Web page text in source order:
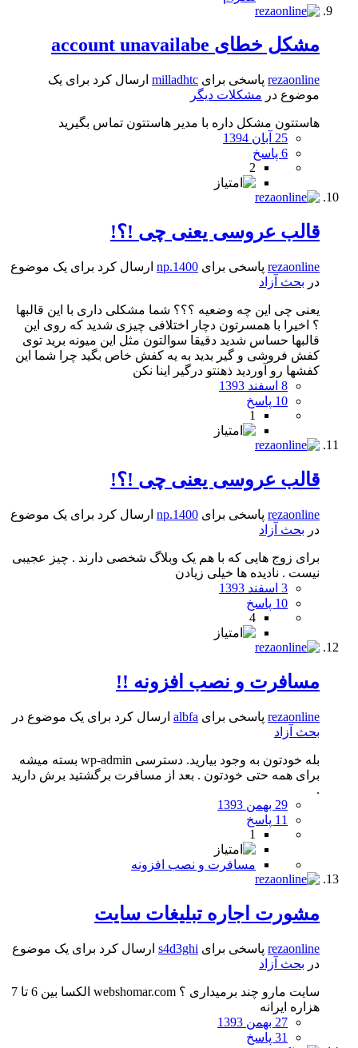
مشکل خطای account unavailabe
rezaonline پاسخی برای milladhtc ارسال کرد برای یک
موضوع در مشکلات دیگر
هاستتون مشکل داره با مدیر هاستتون تماس بگیرید
25 آبان 1394
6 پاسخ
2
قالب عروسی یعنی چی !؟!
rezaonline پاسخی برای np.1400 ارسال کرد برای یک موضوع
در بحث آزاد
یعنی چی این چه وضعیه ؟؟؟ شما مشکلی داری با این قالبها
؟ اخیرا با همسرتون دچار اختلافی چیزی شدید که روی این
قالبها حساس شدید دقیقا سوالتون مثل این میونه برید توی
کفش فروشی و گیر بدید به یه کفش خاص بگید چرا شما این
کفشها رو آوردید ذهنتو درگیر اینا نکن
8 اسفند 1393
10 پاسخ
1
قالب عروسی یعنی چی !؟!
rezaonline پاسخی برای np.1400 ارسال کرد برای یک موضوع
در بحث آزاد
برای زوج هایی که با هم یک وبلاگ شخصی دارند . چیز عجیبی
نیست . نادیده ها خیلی زیادن
3 اسفند 1393
10 پاسخ
4
مسافرت و نصب افزونه !!
rezaonline پاسخی برای albfa ارسال کرد برای یک موضوع در
بحث آزاد
بله خودتون به وجود بیارید. دسترسی wp-admin بسته میشه
برای همه حتی خودتون . بعد از مسافرت برگشتید برش دارید
.
29 بهمن 1393
11 پاسخ
1
مسافرت و نصب افزونه
مشورت اجاره تبليغات سايت
rezaonline پاسخی برای s4d3ghi ارسال کرد برای یک موضوع
در بحث آزاد
سایت مارو چند برمیداری ؟ webshomar.com الکسا بین 6 تا 7
هزاره ایرانه
27 بهمن 1393
31 پاسخ